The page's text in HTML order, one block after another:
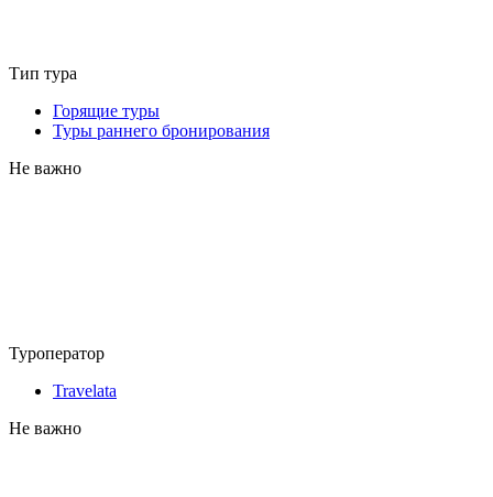
Тип тура
Горящие туры
Туры раннего бронирования
Не важно
Туроператор
Travelata
Не важно